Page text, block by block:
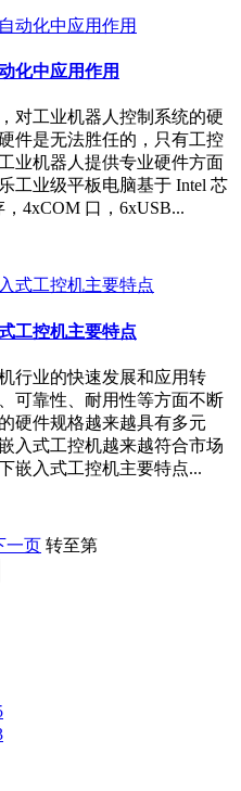
化中应用作用
对工业机器人控制系统的硬
件是无法胜任的，只有工控
业机器人提供专业硬件方面
工业级平板电脑基于 Intel 芯
4xCOM 口，6xUSB...
工控机主要特点
行业的快速发展和应用转
可靠性、耐用性等方面不断
硬件规格越来越具有多元
入式工控机越来越符合市场
嵌入式工控机主要特点...
一页 转至第